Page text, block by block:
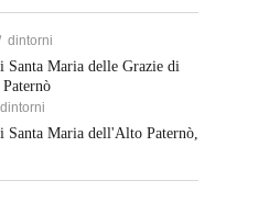
dintorni
Santa Maria delle Grazie di
dintorni
Santa Maria dell'Alto Paternò,